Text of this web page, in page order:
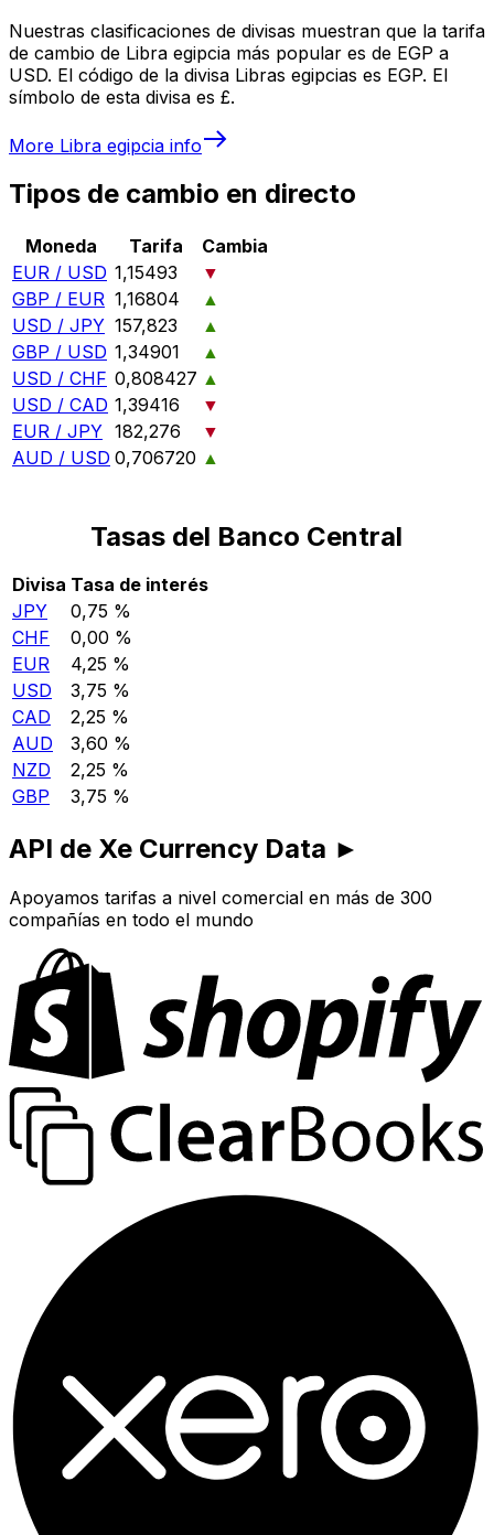
Nuestras clasificaciones de divisas muestran que la tarifa
de cambio de Libra egipcia más popular es de EGP a
USD. El código de la divisa Libras egipcias es EGP. El
símbolo de esta divisa es £.
More Libra egipcia info
Tipos de cambio en directo
Moneda Tarifa
Cambia
EUR / USD 1,15493
▼
GBP / EUR 1,16804
▲
USD / JPY 157,823
▲
GBP / USD 1,34901
▲
USD / CHF 0,808427 ▲
USD / CAD 1,39416
▼
EUR / JPY 182,276
▼
AUD / USD 0,706720 ▲
Tasas del Banco Central
Divisa Tasa de interés
JPY
0,75 %
CHF
0,00 %
EUR
4,25 %
USD
3,75 %
CAD
2,25 %
AUD
3,60 %
NZD
2,25 %
GBP
3,75 %
API de Xe Currency Data ►
Apoyamos tarifas a nivel comercial en más de 300
compañías en todo el mundo